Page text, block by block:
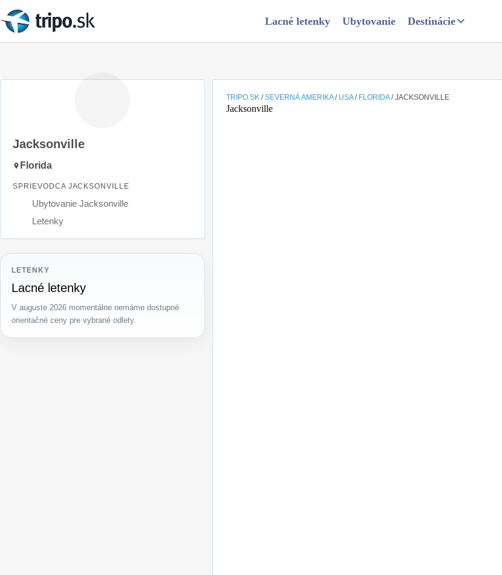
content
Lacné letenky Ubytovanie Destinácie
TRIPO.SK/SEVERNÁ AMERIKA/ USA/ FLORIDA/JACKSONVILLE
Jacksonville
Jacksonville
Florida
SPRIEVODCA JACKSONVILLE
Ubytovanie Jacksonville
Letenky
LETENKY
Lacné letenky
V auguste 2026 momentálne nemáme dostupné
orientačné ceny pre vybrané odlety.